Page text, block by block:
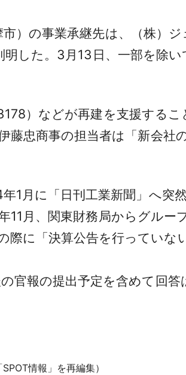
）の事業承継先は、（株）ジ
した。3月13日、一部を除い
）などが再建を支援するこ
藤忠商事の担当者は「新会社
1月に「日刊工業新聞」へ突
月、関東財務局からグルー
際に「決算公告を行っていな
官報の提出予定を含めて回答
情報」を再編集）